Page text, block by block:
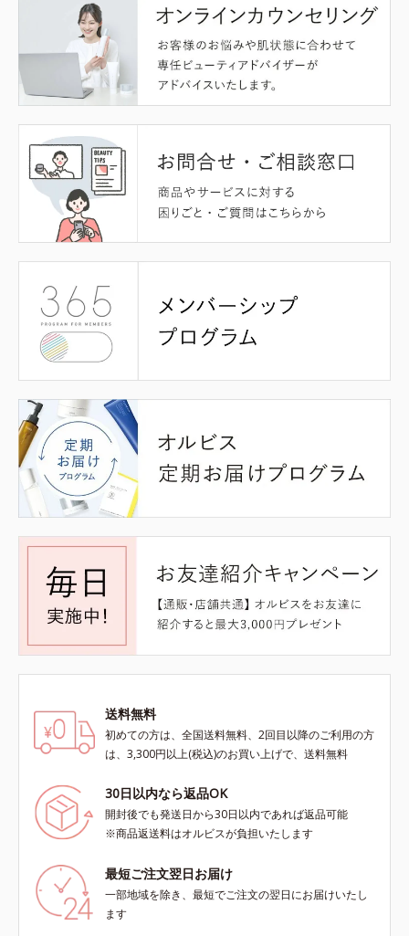
送料無料
初めての方は、全国送料無料、2回目以降のご利用の方
は、3,300円以上(税込)のお買い上げで、送料無料
30日以内なら返品OK
開封後でも発送日から30日以内であれば返品可能
※商品返送料はオルビスが負担いたします
最短ご注文翌日お届け
一部地域を除き、最短でご注文の翌日にお届けいたし
ます